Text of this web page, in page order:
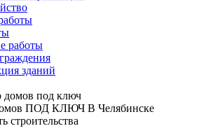
работы
зданий
ПОД КЛЮЧ В Челябинске
строительства